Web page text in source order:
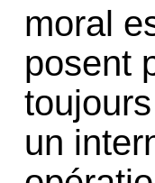
moral
posent
un